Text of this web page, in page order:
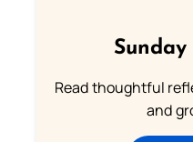
Read thoughtful
and